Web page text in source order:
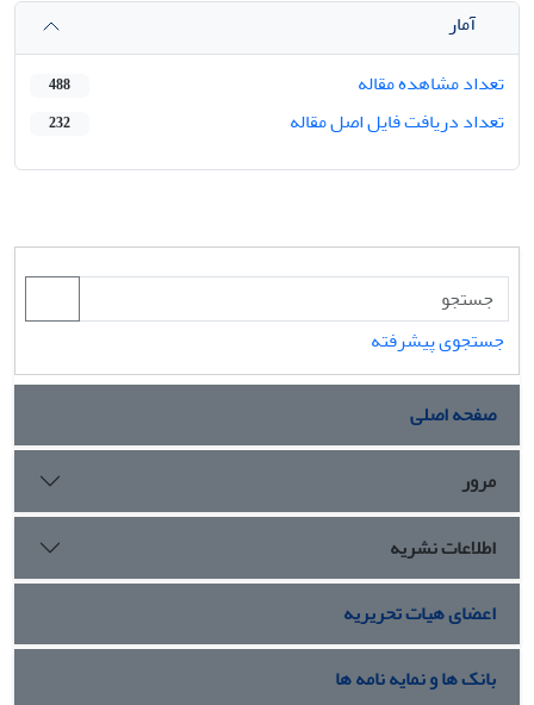
آمار
تعداد مشاهده مقاله
488
تعداد دریافت فایل اصل مقاله 232
جستجوی پیشرفته
صفحه اصلی
مرور
اطلاعات نشریه
اعضای هیات تحریریه
بانک ها و نمایه نامه ها